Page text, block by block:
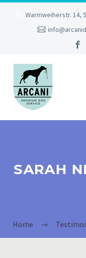
Warmweiherstr. 14,
SARAH
Home